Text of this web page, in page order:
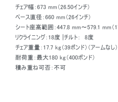
チェア幅：673 mm（26.50インチ）
ベース直径：660 mm（26インチ）
シート座高範囲：447.8 mm～579.1 mm（
リクライニング：18度 |チルト： 8度
チェア重量：17.7 kg（39ポンド）（アームなし
耐荷重：最大180 kg（400ポンド）
積み重ね可否：不可